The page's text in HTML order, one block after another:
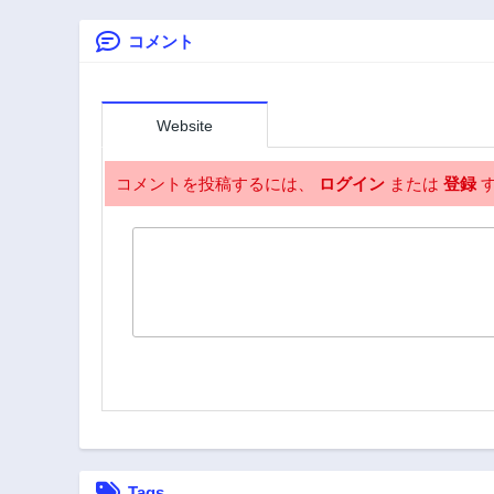
ティーを追放され
る～
コメント
Website
コメントを投稿するには、 ログイン または 登録